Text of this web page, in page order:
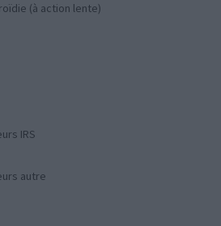
(à action lente)
IRS
autre